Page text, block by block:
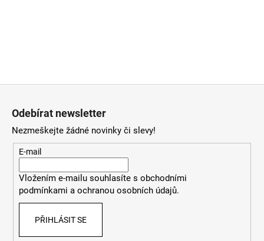
Odebírat newsletter
Nezmeškejte žádné novinky či slevy!
E-mail
Vložením e-mailu souhlasítes obchodními
podmínkami a ochranou osobních údajů.
PŘIHLÁSIT SE